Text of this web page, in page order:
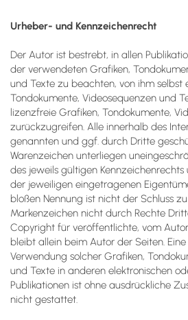
Urheber- und Kennzeichenrecht
Der Autor ist bestrebt, in allen
der verwendeten Grafiken,
und Texte zu beachten, von ihm selbst
Tondokumente, Videosequenzen und
lizenzfreie Grafiken, Tondokumente,
zurückzugreifen. Alle innerhalb des
genannten und ggf. durch Dritte
Warenzeichen unterliegen
des jeweils gültigen
der jeweiligen eingetragenen
bloßen Nennung ist nicht der Schluss
Markenzeichen nicht durch Rechte
Copyright für veröffentlichte, vom
bleibt allein beim Autor der Seiten.
Verwendung solcher Grafiken,
und Texte in anderen elektronischen
Publikationen ist ohne ausdrückliche
nicht gestattet.